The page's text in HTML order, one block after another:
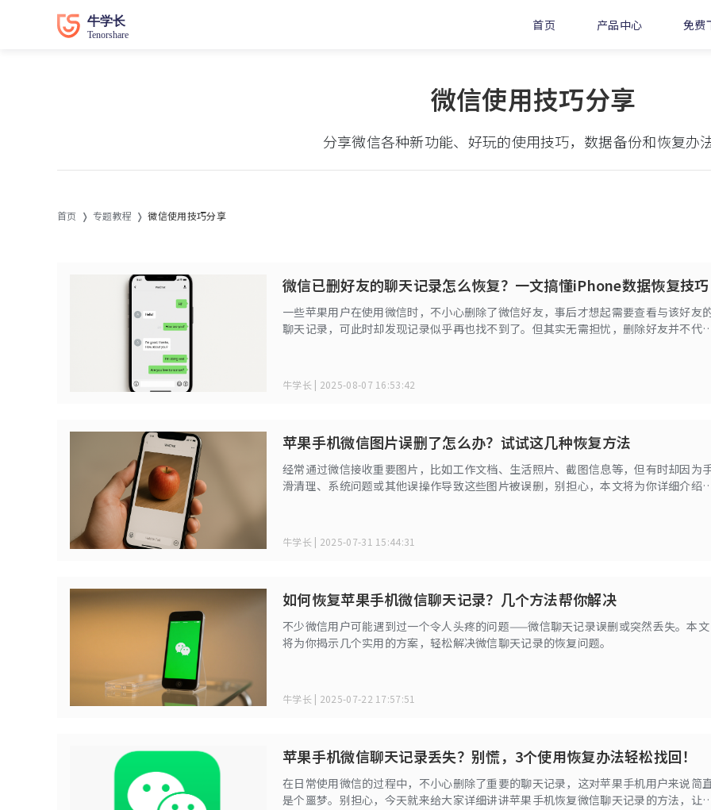
首页 产品中心 免费
微信使用技巧分享
分享微信各种新功能、好玩的使用技巧，数据备份和恢复办法
首页 专题教程 微信使用技巧分享
微信已删好友的聊天记录怎么恢复？一文搞懂iPhone数据恢复技巧
一些苹果用户在使用微信时，不小心删除了微信好友，事后才想起需要查看与该好友
聊天记录，可此时却发现记录似乎再也找不到了。但其实无需担忧，删除好友并不代
牛学长 | 2025-08-07 16:53:42
苹果手机微信图片误删了怎么办？试试这几种恢复方法
经常通过微信接收重要图片，比如工作文档、生活照片、截图信息等，但有时却因为
滑清理、系统问题或其他误操作导致这些图片被误删，别担心，本文将为你详细介绍
牛学长 | 2025-07-31 15:44:31
如何恢复苹果手机微信聊天记录？几个方法帮你解决
不少微信用户可能遇到过一个令人头疼的问题——微信聊天记录误删或突然丢失。本文
将为你揭示几个实用的方案，轻松解决微信聊天记录的恢复问题。
牛学长 | 2025-07-22 17:57:51
苹果手机微信聊天记录丢失？别慌，3个使用恢复办法轻松找回！
在日常使用微信的过程中，不小心删除了重要的聊天记录，这对苹果手机用户来说简
是个噩梦。别担心，今天就来给大家详细讲讲苹果手机恢复微信聊天记录的方法，让